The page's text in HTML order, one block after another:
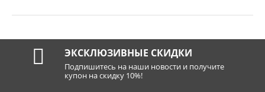
ЭКСКЛЮЗИВНЫЕ СКИДКИ
Подпишитесь на наши новости и получите
купон на скидку 10%!